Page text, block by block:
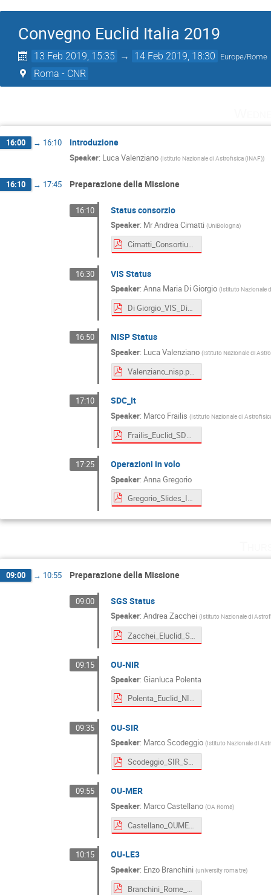
Convegno Euclid Italia 2019
13 Feb 2019, 15:35 → 14 Feb 2019, 18:30 Europe/Rome
Roma - CNR
16:00 → 16:10 Introduzione
Speaker: Luca Valenziano (Istituto Nazionale di Astrofisica (INAF))
16:10 → 17:45 Preparazione della Missione
16:10 Status consorzio
Speaker: MrAndrea Cimatti (UniBologna)
Cimatti_Consortium_2019.pdf
16:30 VIS Status
Speaker:Anna Maria Di Giorgio (Istituto Nazionale
Di Giorgio_VIS_DiGiorgio_13022019.pdf
16:50 NISP Status
Speaker: Luca Valenziano (Istituto Nazionale di
Valenziano_nisp.pdf
17:10 SDC_It
Speaker: Marco Frailis (Istituto Nazionale di
Frailis_Euclid_SDCIT_Status.pdf
17:25 Operazioni in volo
Speaker:Anna Gregorio
Gregorio_Slides_IOT_EC_IT2019.pdf
09:00 → 10:55 Preparazione della Missione
09:00 SGS Status
Speaker:Andrea Zacchei (Istituto Nazionale di
09:15 OU-NIR
Speaker:Gianluca Polenta
Polenta_Euclid_NIR_14Feb2019.pdf
09:35 OU-SIR
Speaker: Marco Scodeggio (Istituto Nazionale di
Scodeggio_SIR_Status_EuclidItalia.pdf
09:55 OU-MER
Speaker: Marco Castellano (OA Roma)
Castellano_OUMER.pdf
10:15 OU-LE3
Speaker: Enzo Branchini (university roma tre)
Branchini_Rome_LE3_2019_ok.pdf